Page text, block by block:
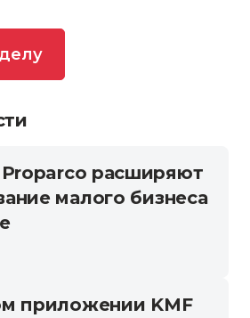
Proparco расширяют
малого бизнеса
приложении KMF